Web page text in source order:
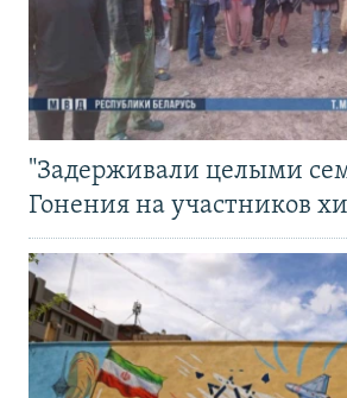
"Задерживали целыми
Гонения на участников